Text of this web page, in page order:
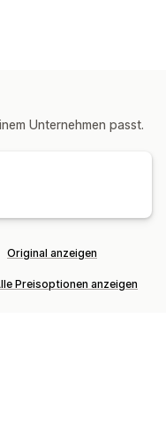
Unternehmen passt.
Original anzeigen
Preisoptionen anzeigen